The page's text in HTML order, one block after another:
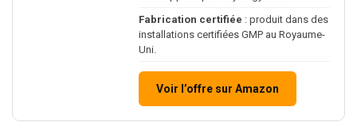
Fabrication certifiée : produit dans des
installations certifiées GMP au Royaume-
Uni.
Voir l’offre sur Amazon